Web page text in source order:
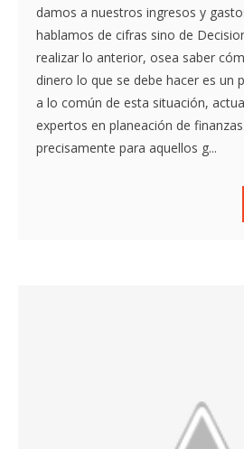
damos a nuestros ingresos y
hablamos de cifras sino de
realizar lo anterior, osea saber
dinero lo que se debe hacer es un
a lo común de esta situación,
expertos en planeación de
precisamente para aquellos g...